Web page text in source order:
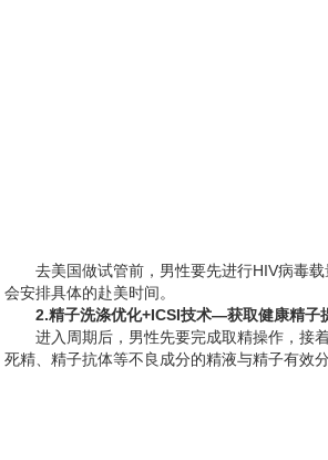
去美国做试管前，男性要先进行HIV病毒
会安排具体的赴美时间。
2.精子洗涤优化+ICSI技术—获取健康精子
进入周期后，男性先要完成取精操作，接
死精、精子抗体等不良成分的精液与精子有效